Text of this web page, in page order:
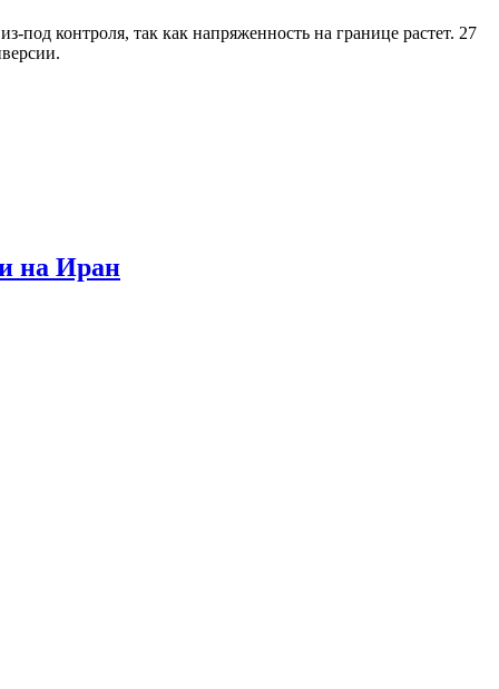
контроля, так как напряженность на границе растет. 27
на Иран